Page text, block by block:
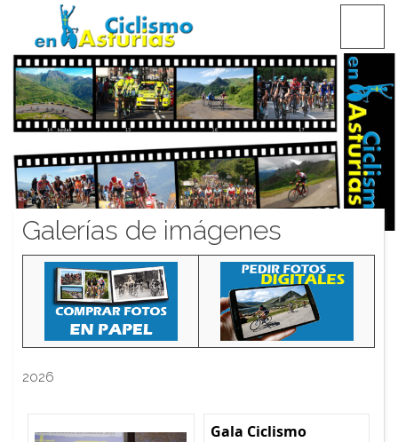
CICLISMO EN ASTURIAS
Galerías de imágenes
2026
Gala Ciclismo